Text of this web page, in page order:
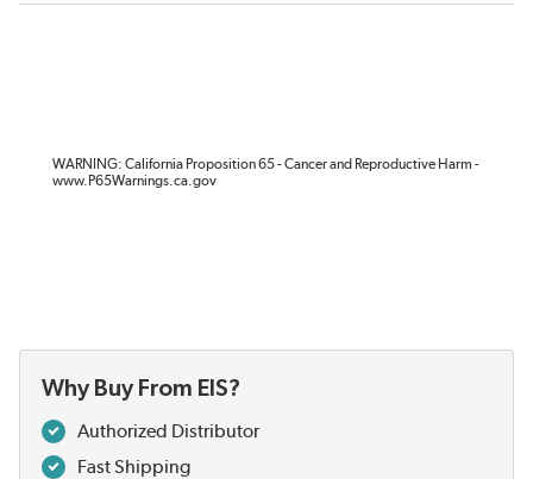
WARNING: California Proposition 65 - Cancer and Reproductive Harm -
www.P65Warnings.ca.gov
Why Buy From EIS?
Authorized Distributor
Fast Shipping